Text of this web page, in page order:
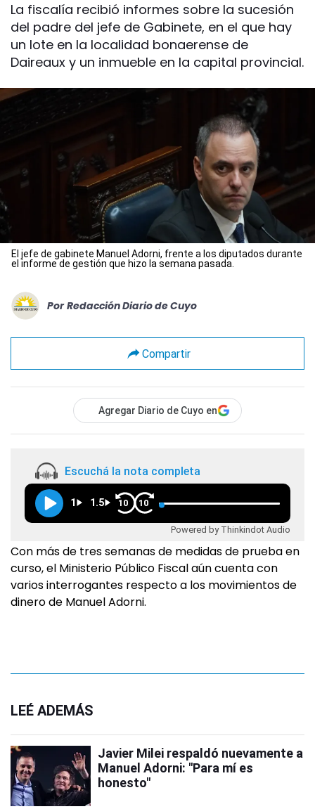
La fiscalía recibió informes sobre la sucesión
del padre del jefe de Gabinete, en el que hay
un lote en la localidad bonaerense de
Daireaux y un inmueble en la capital provincial.
El jefe de gabinete Manuel Adorni, frente a los diputados durante
el informe de gestión que hizo la semana pasada.
Por Redacción Diario de Cuyo
Compartir
Agregar Diario de Cuyo en
Escuchá la nota completa
1 1.5 10 10
Powered by Thinkindot Audio
Con más de tres semanas de medidas de prueba en
curso, el Ministerio Público Fiscal aún cuenta con
varios interrogantes respecto a los movimientos de
dinero de Manuel Adorni.
LEÉ ADEMÁS
Javier Milei respaldó nuevamente a
Manuel Adorni: "Para mí es
honesto"